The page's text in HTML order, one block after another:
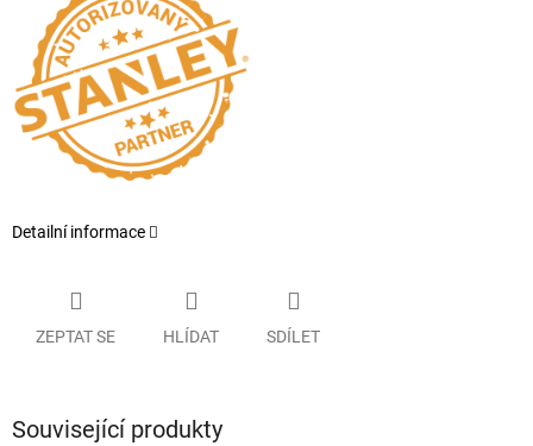
Detailní informace
ZEPTAT SE HLÍDAT SDÍLET
Související produkty